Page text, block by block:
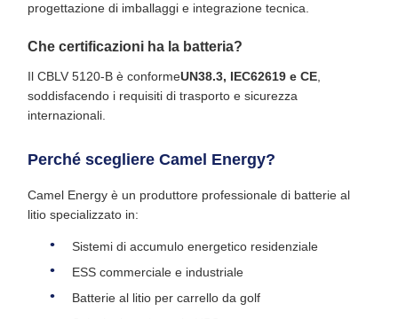
progettazione di imballaggi e integrazione tecnica.
Che certificazioni ha la batteria?
Il CBLV 5120-B è conformeUN38.3, IEC62619 e CE
soddisfacendo i requisiti di trasporto e sicurezza
internazionali.
Perché scegliere Camel Energy?
Camel Energy è un produttore professionale di batterie al
litio specializzato in:
Sistemi di accumulo energetico residenziale
ESS commerciale e industriale
Batterie al litio per carrello da golf